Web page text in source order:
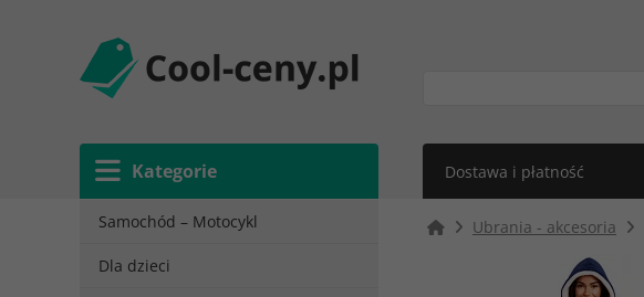
Kategorie Dostawa i płatność
Samochód – Motocykl
Dla dzieci
Ubrania - akcesoria